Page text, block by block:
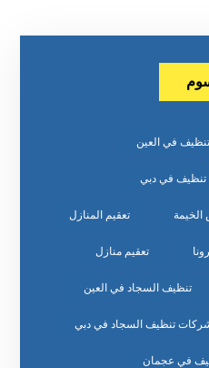
في العين
في دبي
تعقيم المنازل
تعقيم منازل
تنظيف السجاد في العين
تنظيف السجاد في دبي
في عجمان